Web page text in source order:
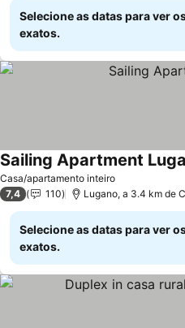
Selecione as datas para ver
exatos.
Casa/apartamento inteiro
Sailing Apartment
7,4 110 Lugano, a 3.4 km de
Selecione as datas para ver
exatos.